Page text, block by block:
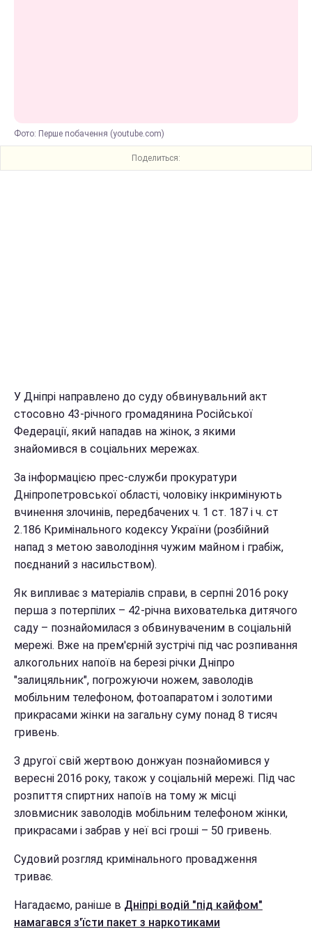
Фото: Перше побачення (youtube.com)
Поделиться:
У Дніпрі направлено до суду обвинувальний акт
стосовно 43-річного громадянина Російської
Федерації, який нападав на жінок, з якими
знайомився в соціальних мережах.
За інформацією прес-служби прокуратури
Дніпропетровської області, чоловіку інкримінують
вчинення злочинів, передбачених ч. 1 ст. 187 і ч. ст
2.186 Кримінального кодексу України (розбійний
напад з метою заволодіння чужим майном і грабіж,
поєднаний з насильством).
Як випливає з матеріалів справи, в серпні 2016 року
перша з потерпілих – 42-річна вихователька дитячого
саду – познайомилася з обвинуваченим в соціальній
мережі. Вже на прем'єрній зустрічі під час розпивання
алкогольних напоїв на березі річки Дніпро
"залицяльник", погрожуючи ножем, заволодів
мобільним телефоном, фотоапаратом і золотими
прикрасами жінки на загальну суму понад 8 тисяч
гривень.
З другої свій жертвою донжуан познайомився у
вересні 2016 року, також у соціальній мережі. Під час
розпиття спиртних напоїв на тому ж місці
зловмисник заволодів мобільним телефоном жінки,
прикрасами і забрав у неї всі гроші – 50 гривень.
Судовий розгляд кримінального провадження
триває.
Нагадаємо, раніше в Дніпрі водій "під кайфом"
намагався з'їсти пакет з наркотиками